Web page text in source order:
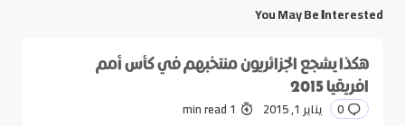
You May Be Interested
هكذا يشجع الجزائريون منتخبهم في كأس أمم
افريقيا 2015
0 يناير 1, 2015 1 min read